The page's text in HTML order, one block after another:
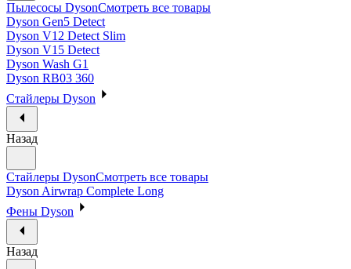
Пылесосы DysonСмотреть все товары
Dyson Gen5 Detect
Dyson V12 Detect Slim
Dyson V15 Detect
Dyson Wash G1
Dyson RB03 360
Стайлеры Dyson
Назад
Стайлеры DysonСмотреть все товары
Dyson Airwrap Complete Long
Фены Dyson
Назад